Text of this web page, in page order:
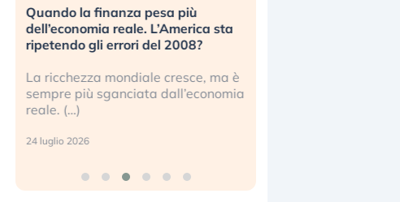
Quando la finanza pesa più
dell’economia reale. L’America sta
ripetendo gli errori del 2008?
La ricchezza mondiale cresce, ma è
sempre più sganciata dall’economia
reale. (…)
24 luglio 2026